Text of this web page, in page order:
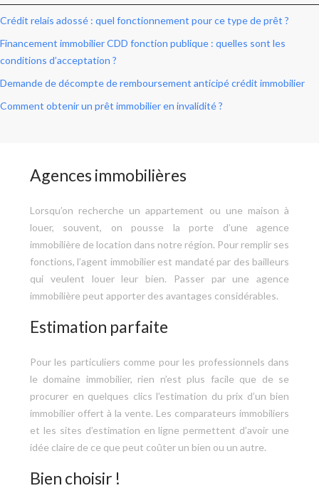
Crédit relais adossé : quel fonctionnement pour ce type de prêt ?
Financement immobilier CDD fonction publique : quelles sont les
conditions d’acceptation ?
Demande de décompte de remboursement anticipé crédit immobilier
Comment obtenir un prêt immobilier en invalidité ?
Agences immobilières
Lorsqu’on recherche un appartement ou une maison à
louer, souvent, on pousse la porte d’une agence
immobilière de location dans notre région. Pour remplir ses
fonctions, l’agent immobilier est mandaté par des bailleurs
qui veulent louer leur bien. Passer par une agence
immobilière peut apporter des avantages considérables.
Estimation parfaite
Pour les particuliers comme pour les professionnels dans
le domaine immobilier, rien n’est plus facile que de se
procurer en quelques clics l’estimation du prix d’un bien
immobilier offert à la vente. Les comparateurs immobiliers
et les sites d’estimation en ligne permettent d’avoir une
idée claire de ce que peut coûter un bien ou un autre.
Bien choisir !